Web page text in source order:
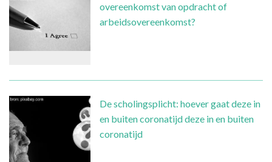
overeenkomst van opdracht of
arbeidsovereenkomst?
De scholingsplicht: hoever gaat deze in
en buiten coronatijd deze in en buiten
coronatijd